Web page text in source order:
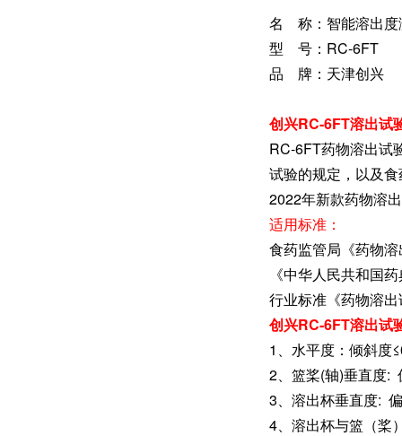
名 称：智能溶出度
型 号：RC-6FT
品 牌：天津创兴
创兴RC-6FT溶出试
RC-6FT药物溶出试
试验的规定，以及
2022年新款药物溶
适用标准：
食药监管局《药物
《中华人民共和国
行业标准《药物溶
创兴RC-6FT溶出试
1、水平度：倾斜度
2、篮桨(轴)垂直度:
3、溶出杯垂直度:
4、溶出杯与篮（桨